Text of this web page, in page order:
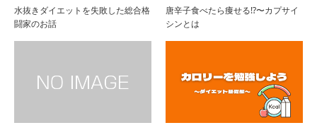
水抜きダイエットを失敗した総合格
闘家のお話
唐辛子食べたら痩せる!?〜カプサイ
シンとは